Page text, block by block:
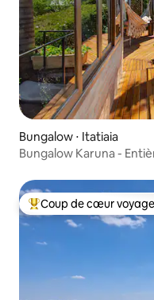
Bungalow ⋅ Itatiaia
Bungalow Karuna -
Coups de cœur
Coup de cœur